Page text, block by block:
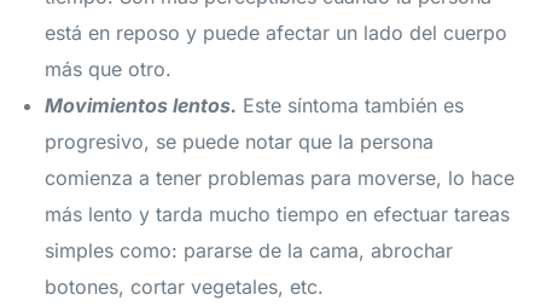
está en reposo y puede afectar un lado del cuerpo
más que otro.
Movimientos lentos. Este síntoma también es
progresivo, se puede notar que la persona
comienza a tener problemas para moverse, lo hace
más lento y tarda mucho tiempo en efectuar tareas
simples como: pararse de la cama, abrochar
botones, cortar vegetales, etc.